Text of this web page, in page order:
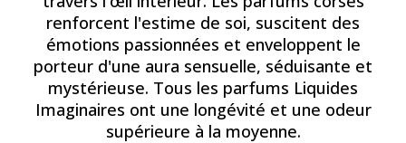
renforcent l'estime de soi, suscitent des
émotions passionnées et enveloppent le
porteur d'une aura sensuelle, séduisante et
mystérieuse. Tous les parfums Liquides
Imaginaires ont une longévité et une odeur
supérieure à la moyenne.